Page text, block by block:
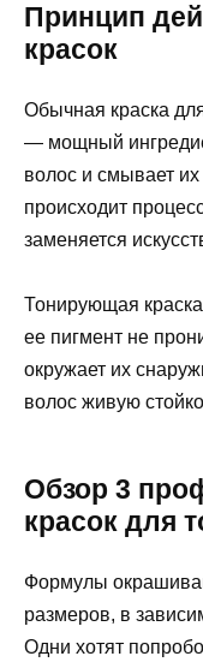
Принцип
красок
Обычная краска
— мощный
волос и смывает
происходит
заменяется
Тонирующая
ее пигмент не
окружает их
волос живую
Обзор 3
красок для
Формулы
размеров, в
Одни хотят